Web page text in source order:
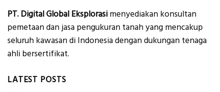
PT. Digital Global Eksplorasi menyediakan konsultan
pemetaan dan jasa pengukuran tanah yang mencakup
seluruh kawasan di Indonesia dengan dukungan tenaga
ahli bersertifikat.
LATEST POSTS